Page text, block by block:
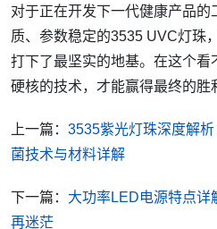
对于正在开发下一代健康产品
质、参数稳定的3535 UVC灯珠
打下了最坚实的地基。在这个
硬核的技术，才能赢得最终的胜
上一篇： 3535紫光灯珠深度解
菌技术与材料详解
下一篇： 大功率LED电源特点详
再迷茫